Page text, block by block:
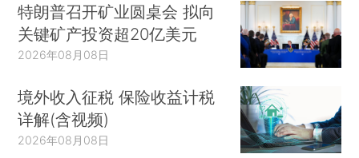
特朗普召开矿业圆桌会 拟向
关键矿产投资超20亿美元
2026年08月08日
境外收入征税 保险收益计税
详解(含视频)
2026年08月08日